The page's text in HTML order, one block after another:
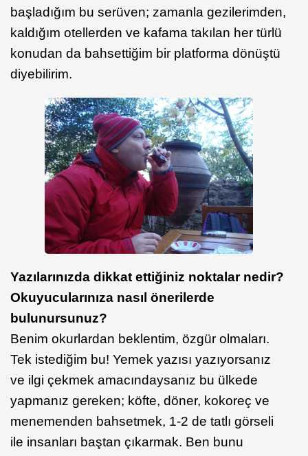
başladığım bu serüven; zamanla gezilerimden,
kaldığım otellerden ve kafama takılan her türlü
konudan da bahsettiğim bir platforma dönüştü
diyebilirim.
Yazılarınızda dikkat ettiğiniz noktalar nedir?
Okuyucularınıza nasıl önerilerde
bulunursunuz?
Benim okurlardan beklentim, özgür olmaları.
Tek istediğim bu! Yemek yazısı yazıyorsanız
ve ilgi çekmek amacındaysanız bu ülkede
yapmanız gereken; köfte, döner, kokoreç ve
menemenden bahsetmek, 1-2 de tatlı görseli
ile insanları baştan çıkarmak. Ben bunu